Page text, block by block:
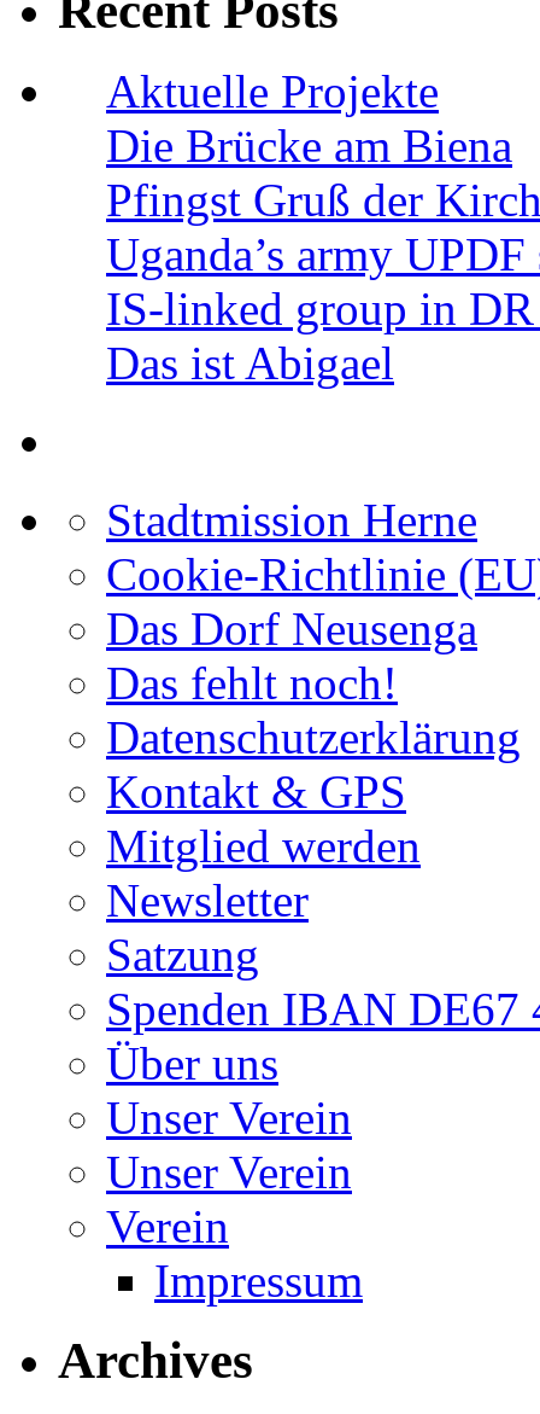
Aktuelle Projekte
Die Brücke am Biena
Pfingst Gruß der
Uganda’s army
IS-linked group in
Das ist Abigael
Stadtmission Herne
Cookie-Richtlinie
Das Dorf Neusenga
Das fehlt noch!
Datenschutzerklärung
Kontakt & GPS
Mitglied werden
Newsletter
Satzung
Spenden IBAN DE67
Über uns
Unser Verein
Unser Verein
Verein
Impressum
Archives